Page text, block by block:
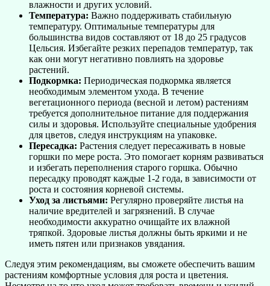
влажности и других условий.
Температура: Важно поддерживать стабильную
температуру. Оптимальные температуры для
большинства видов составляют от 18 до 25 градусов
Цельсия. Избегайте резких перепадов температур, так
как они могут негативно повлиять на здоровье
растений.
Подкормка: Периодическая подкормка является
необходимым элементом ухода. В течение
вегетационного периода (весной и летом) растениям
требуется дополнительное питание для поддержания
силы и здоровья. Используйте специальные удобрения
для цветов, следуя инструкциям на упаковке.
Пересадка: Растения следует пересаживать в новые
горшки по мере роста. Это помогает корням развиваться
и избегать переполнения старого горшка. Обычно
пересадку проводят каждые 1-2 года, в зависимости от
роста и состояния корневой системы.
Уход за листьями: Регулярно проверяйте листья на
наличие вредителей и загрязнений. В случае
необходимости аккуратно очищайте их влажной
тряпкой. Здоровые листья должны быть яркими и не
иметь пятен или признаков увядания.
Следуя этим рекомендациям, вы сможете обеспечить вашим
растениям комфортные условия для роста и цветения.